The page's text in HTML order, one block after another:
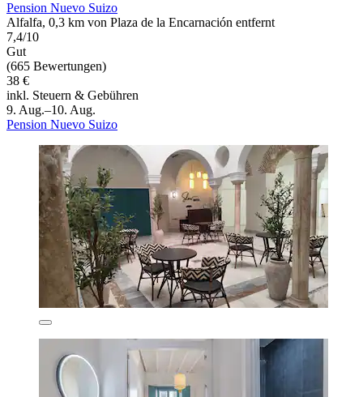
Pension Nuevo Suizo
Alfalfa, 0,3 km von Plaza de la Encarnación entfernt
7,4/10
Gut
(665 Bewertungen)
38 €
inkl. Steuern & Gebühren
9. Aug.–10. Aug.
Pension Nuevo Suizo